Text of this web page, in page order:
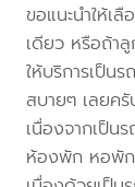
ขอแนะนำให้เ
เดียว หรือถ้า
ให้บริการเป็น
สบายๆ เลยค
เนื่องจากเป็น
ห้องพัก หอพัก